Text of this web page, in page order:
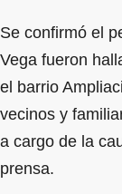
Se confirmó el
Vega fueron
el barrio
vecinos y
a cargo de la
prensa.